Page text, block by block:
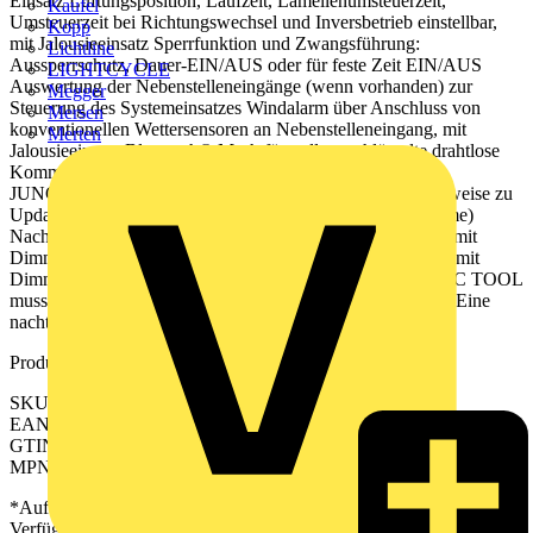
Kaufel
Kopp
Lichtline
LIGHTCYCLE
Megger
Mersen
Merten
Umsteuerzeit bei Richtungswechsel und Inversbetrieb einstellbar,
mit Jalousieeinsatz Sperrfunktion und Zwangsführung:
Aussperrschutz, Dauer-EIN/AUS oder für feste Zeit EIN/AUS
Auswertung der Nebenstelleneingänge (wenn vorhanden) zur
Steuerung des Systemeinsatzes Windalarm über Anschluss von
konventionellen Wettersensoren an Nebenstelleneingang, mit
Jalousieeinsatz Bluetooth® Mesh für voll verschlüsselte drahtlose
Kommunikation und Repeaterfunktion Updatefähig über
JUNG HOME App Zukünftig per Update verfügbar: (Hinweise zu
Updates und Terminen finden sie unter jung.group/junghome)
Nachtlichtfunktion mit Zeitraum für Helligkeitsabsenkung, mit
Dimmeinsatz Hotelfunktion (Orientierungslicht statt AUS), mit
Dimmeinsatz Ein Beschriftungsauftrag aus dem GRAPHIC TOOL
muss zusammen mit der Bestellung erfolgen: jung.group/gt Eine
nachträgliche Beschriftung der Tasten ist nicht möglich.
Produktkennzeichen
SKU: BTAL17102D
EAN: 4011377201002
GTIN: 4011377201002
MPN: BT AL 17102 D
*Auf Anfrage verfügbar - bitte in den Warenkorb legen, um